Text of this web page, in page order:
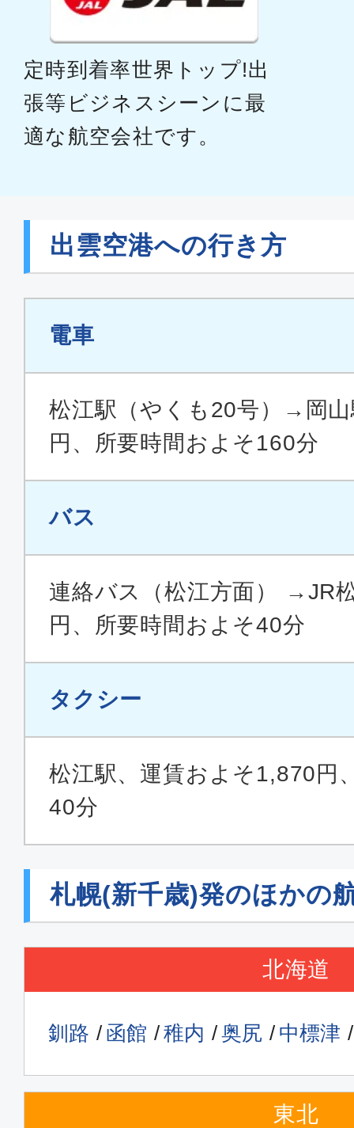
定時到着率世界トップ!出
張等ビジネスシーンに最
適な航空会社です。
出雲空港への行き方
電車
松江駅（やくも20号）→岡
円、所要時間およそ160分
バス
連絡バス（松江方面） →JR
円、所要時間およそ40分
タクシー
松江駅、運賃およそ1,870円
40分
札幌(新千歳)発のほかの
北海道
釧路 函館 稚内 奥尻 中標津
東北